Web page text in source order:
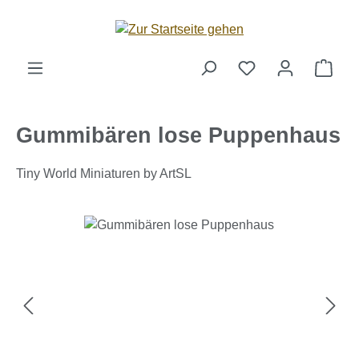
Zum Hauptinhalt springen
Gummibären lose Puppenhaus
Tiny World Miniaturen by ArtSL
Bildergalerie überspringen